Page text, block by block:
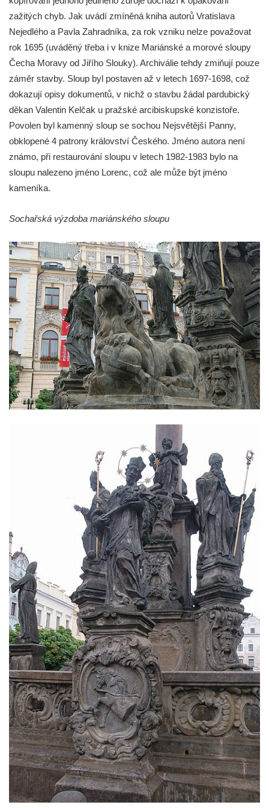
Sloup Panny Marie na Masarykově náměstí
v Hodoníně
Sloup svatého Václava u kostela svatých
Šimona a Judy v Lenešicích
Sloup svatého Isidora u hřbitova Šlapanice
Sloup Panny Marie na hřbitově ve Slaném
Sloup Panny Marie na Husově náměstí v
Rakovníku
Sloup Nejsvětější Trojice v zahradě domu
Sloup svatého Floriána a svatého Vavřince
v Pnětlukách u Podsedic
Sloup Panny Marie jižně od Ploskovic
Sloup svatého Jana Nepomuckého v
Budyni nad Ohří
Sloup Panny Marie v klášteře v Oseku
Sloup Panny Marie se sochami svatého
Jana Nepomuckého a svatého Vavřince ve
Chcebuzi
Sloup Panny Marie na Mírovém náměstí v
Sloup Nejsvětější Trojice na rozcestí v
Sloup Panny Marie v Třebenicích
Sloup s kaplicí (boží muka) u kostela
svatého Stanislava v Měrunicích
Sloup Panny Marie v klášteře v Oseku
Sloup s reliéfem Panny Marie v Oseku
Sloup se sochou Piety ve Chlumci
Sloup svatého Prokopa na 2. náměstí v
Mostě
Sloup s kaplicí (boží muka) v ulici ČSLA v
Bohušovicích nad Ohří
Sloup svatého Antonína Paduánského u
polní cesty jihovýchodně od Skalice u
České Lípy
Sloup svatého Václava na Václavském
náměstí v Lovosicích
Sloup svatého Jana Nepomuckého v
Žibřidicích
Sloup svatého Jana Nepomuckého v
zažitých chyb. Jak uvádí zmíněná kniha autorů Vratislava
Nejedlého a Pavla Zahradníka, za rok vzniku nelze považovat
rok 1695 (uváděný třeba i v knize Mariánské a morové sloupy
Čecha Moravy od Jiřího Slouky). Archiválie tehdy zmiňují pouze
záměr stavby. Sloup byl postaven až v letech 1697-1698, což
dokazují opisy dokumentů, v nichž o stavbu žádal pardubický
děkan Valentin Kelčak u pražské arcibiskupské konzistoře.
Povolen byl kamenný sloup se sochou Nejsvětější Panny,
obklopené 4 patrony království Českého. Jméno autora není
známo, při restaurování sloupu v letech 1982-1983 bylo na
sloupu nalezeno jméno Lorenc, což ale může být jméno
kameníka.
Sochařská výzdoba mariánského sloupu